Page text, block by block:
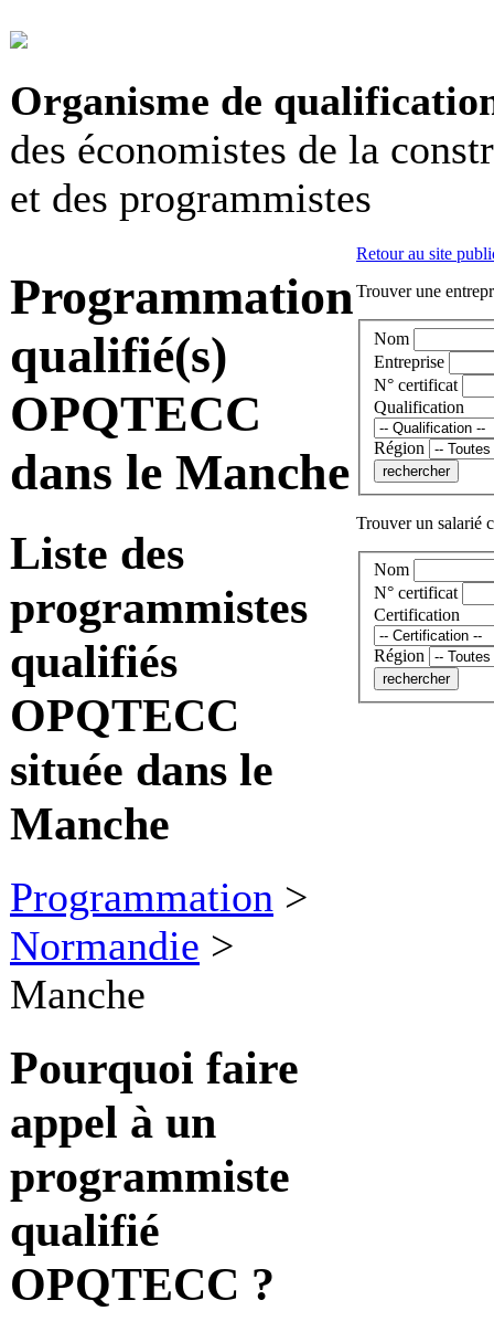
Organisme de
des économistes de la
et des programmistes
Programmation
qualifié(s)
OPQTECC
dans le Manche
Liste des
programmistes
qualifiés
OPQTECC
située dans le
Manche
Programmation >
Normandie >
Manche
Pourquoi faire
appel à un
programmiste
qualifié
OPQTECC ?
Retour au site
Trouver une
Nom
Entreprise
N° certificat
Qualification
Région
Trouver un salarié
Nom
N° certificat
Certification
Région